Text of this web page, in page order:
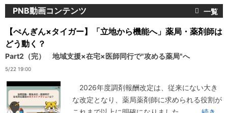
PNB動画コンテンツ
【ぺんぎん×タイガー】「立地から機能へ」薬局・薬剤師は
どう動く？
Part2（完） 地域支援×在宅×医師同行で"攻める薬局"へ
5/22 19:00
2026年度調剤報酬改定は、従来にない大き
な改定となり、薬局薬剤師に求められる役割が